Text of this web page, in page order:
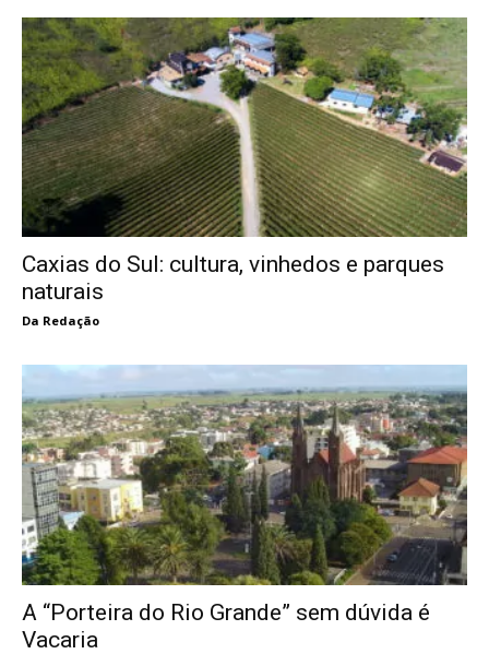
Caxias do Sul: cultura, vinhedos e parques
naturais
Da Redação
A “Porteira do Rio Grande” sem dúvida é
Vacaria